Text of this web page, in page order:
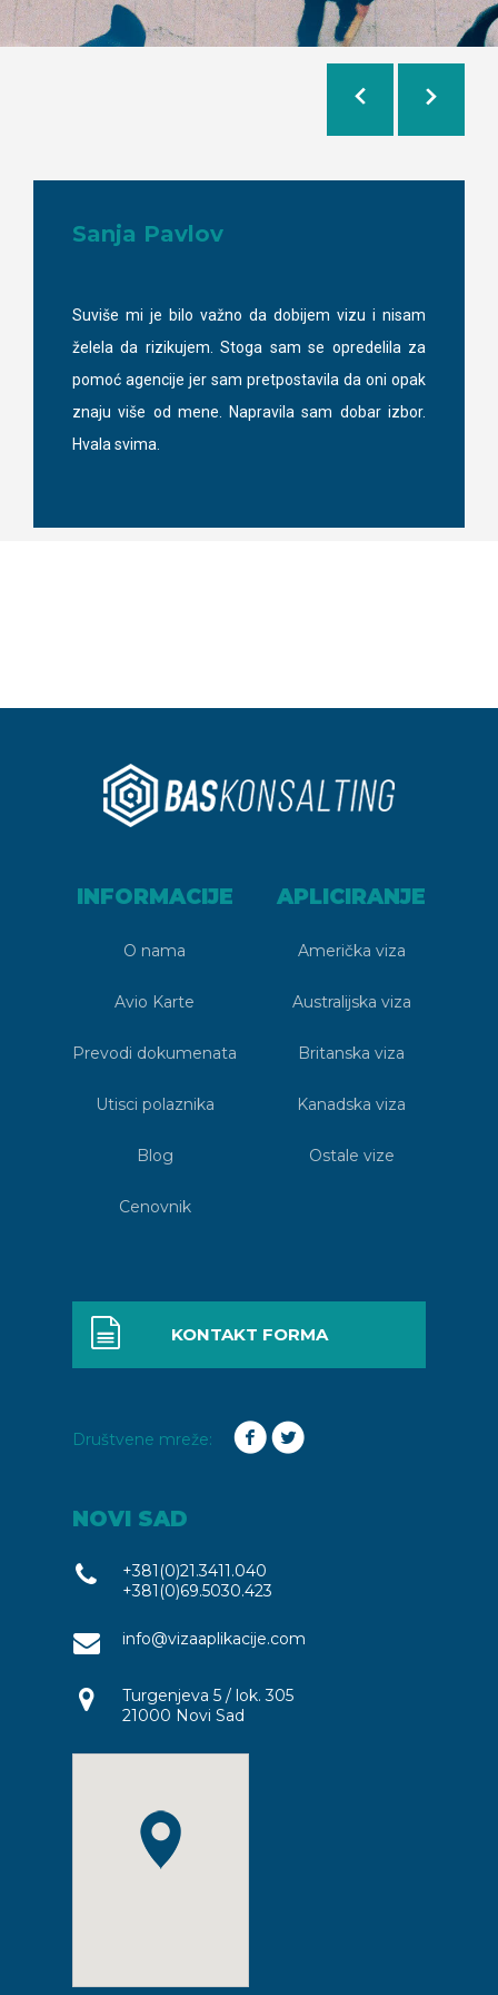
Sanja Pavlov
Suviše mi je bilo važno da dobijem vizu i nisam
želela da rizikujem. Stoga sam se opredelila za
pomoć agencije jer sam pretpostavila da oni opak
znaju više od mene. Napravila sam dobar izbor.
Hvala svima.
INFORMACIJE
O nama
Avio Karte
Prevodi dokumenata
Utisci polaznika
Blog
Cenovnik
APLICIRANJE
Američka viza
Australijska viza
Britanska viza
Kanadska viza
Ostale vize
KONTAKT FORMA
Društvene mreže:
NOVI SAD
+381(0)21.3411.040
+381(0)69.5030.423
info@vizaaplikacije.com
Turgenjeva 5 / lok. 305
21000 Novi Sad